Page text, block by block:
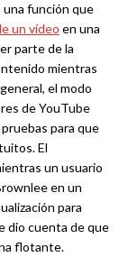
una función que
un vídeo en una
parte de la
mientras
el modo
de YouTube
para que
El
un usuario
en un
para
dio cuenta de que
flotante.